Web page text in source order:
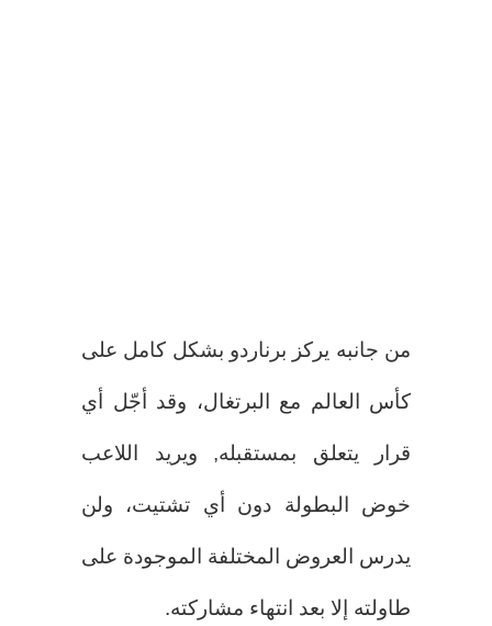
من جانبه يركز برناردو بشكل كامل على
كأس العالم مع البرتغال، وقد أجّل أي
قرار يتعلق بمستقبله, ويريد اللاعب
خوض البطولة دون أي تشتيت، ولن
يدرس العروض المختلفة الموجودة على
طاولته إلا بعد انتهاء مشاركته.